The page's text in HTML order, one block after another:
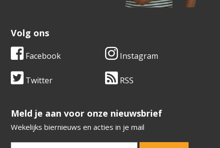
Volg ons
Facebook Instagram
Twitter RSS
​​​​​​​Meld je aan voor onze nieuwsbrief
Wekelijks biernieuws en acties in je mail